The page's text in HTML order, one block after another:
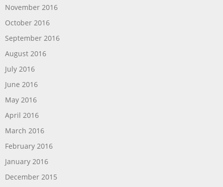
November 2016
October 2016
September 2016
August 2016
July 2016
June 2016
May 2016
April 2016
March 2016
February 2016
January 2016
December 2015